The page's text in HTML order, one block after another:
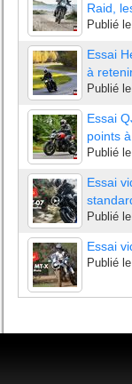
Raid,
Publié le
Essai
à
Publié le
Essai
points
Publié le
Essai
Publié le
Essai
Publié le